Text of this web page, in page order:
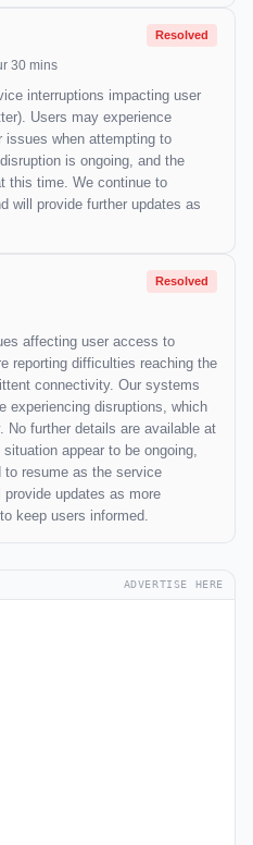
Resolved
30 mins
interruptions impacting user
Users may experience
issues when attempting to
is ongoing, and the
this time. We continue to
will provide further updates as
Resolved
affecting user access to
reporting difficulties reaching the
connectivity. Our systems
experiencing disruptions, which
No further details are available at
appear to be ongoing,
resume as the service
updates as more
keep users informed.
ADVERTISE HERE